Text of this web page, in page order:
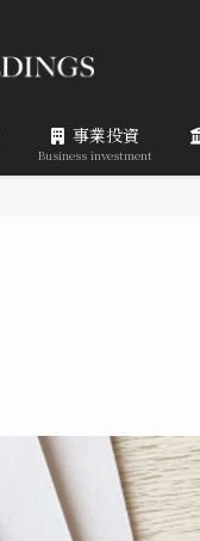
事業投資
Business investment